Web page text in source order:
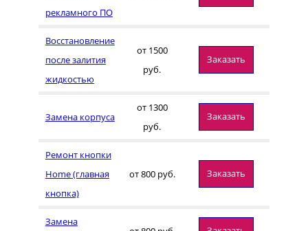
рекламного ПО
Восстановление
после залития
жидкостью
от 1500
руб.
Заказать
Замена корпуса
от 1300
руб.
Заказать
Ремонт кнопки
Home (главная
кнопка)
от 800 руб. Заказать
Замена